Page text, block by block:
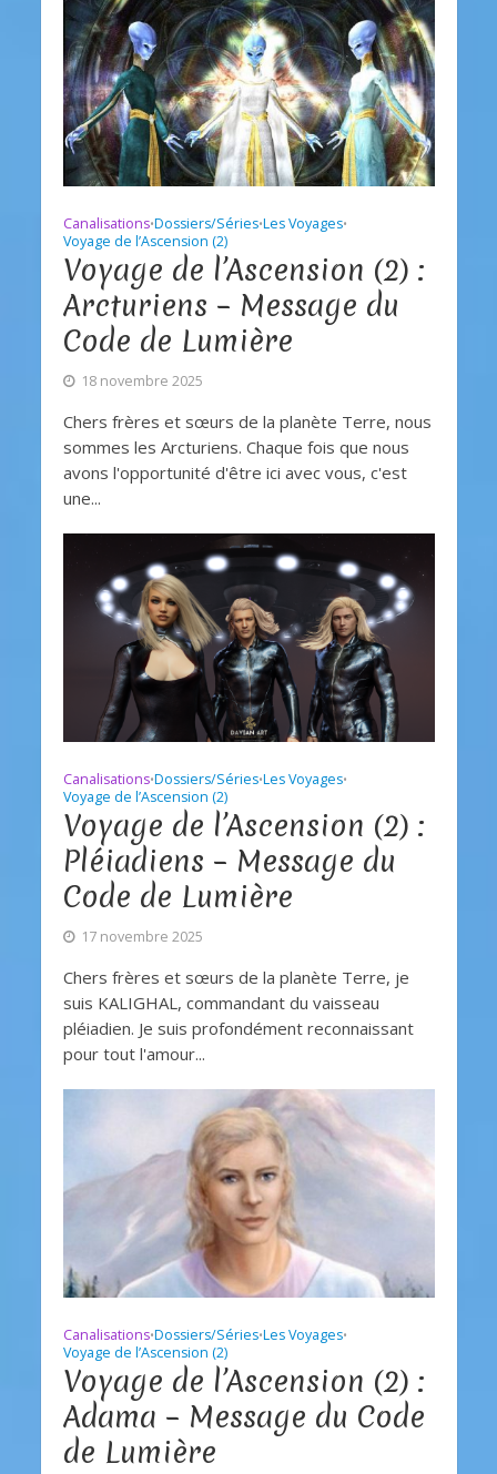
Canalisations•Dossiers/Séries•Les Voyages•
Voyage de l’Ascension (2)
Voyage de l’Ascension (2) :
Arcturiens – Message du
Code de Lumière
18 novembre 2025
Chers frères et sœurs de la planète Terre, nous
sommes les Arcturiens. Chaque fois que nous
avons l'opportunité d'être ici avec vous, c'est
une...
Canalisations•Dossiers/Séries•Les Voyages•
Voyage de l’Ascension (2)
Voyage de l’Ascension (2) :
Pléiadiens – Message du
Code de Lumière
17 novembre 2025
Chers frères et sœurs de la planète Terre, je
suis KALIGHAL, commandant du vaisseau
pléiadien. Je suis profondément reconnaissant
pour tout l'amour...
Canalisations•Dossiers/Séries•Les Voyages•
Voyage de l’Ascension (2)
Voyage de l’Ascension (2) :
Adama – Message du Code
de Lumière